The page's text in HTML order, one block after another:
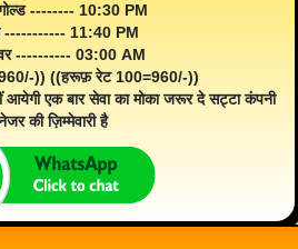
-------- 10:30 PM
----------- 11:40 PM
---------- 03:00 AM
)) ((हरूफ़ रेट 100=960/-))
एक बार सेवा का मोका जरूर दे सट्टा कंपनी
की ज़िम्मेवारी है